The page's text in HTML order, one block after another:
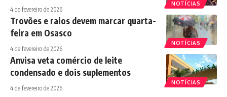
NOTÍCIAS
4 de fevereiro de 2026
NOTÍCIAS
Trovões e raios devem marcar quarta-
feira em Osasco
4 de fevereiro de 2026
NOTÍCIAS
Anvisa veta comércio de leite
condensado e dois suplementos
4 de fevereiro de 2026